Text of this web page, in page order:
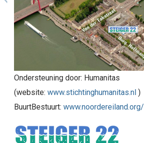
Ondersteuning door: Humanitas
(website: www.stichtinghumanitas.nl )
BuurtBestuurt: